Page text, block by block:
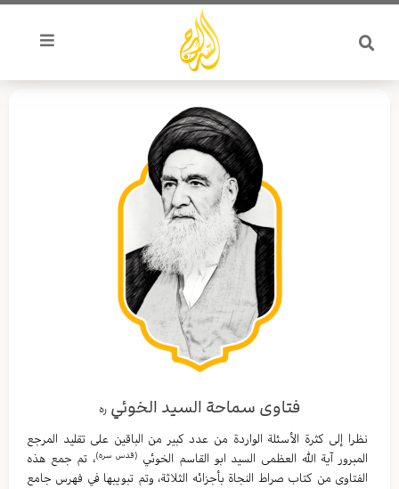
تخطي
المحتوى
فتاوى سماحة السيد الخوئي ره
نظرا إلى كثرة الأسئلة الواردة من عدد كبير من الباقين على تقليد المرجع
المبرور آية الله العظمى السيد ابو القاسم الخوئي (قدس سره)، تم جمع هذه
الفتاوى من كتاب صراط النجاة بأجزائه الثلاثة، وتم تبويبها في فهرس جامع